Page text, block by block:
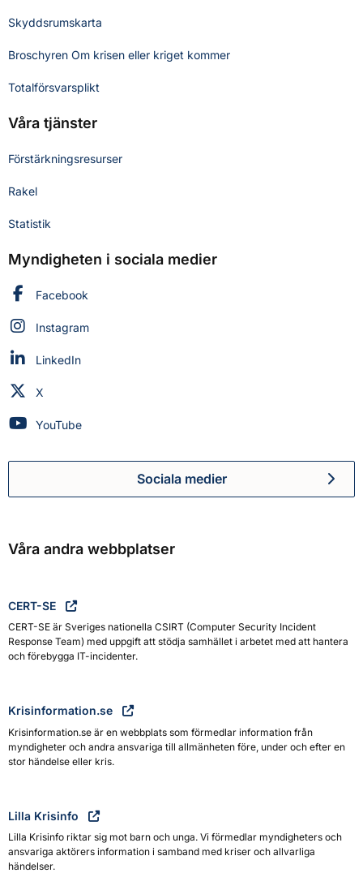
Skyddsrumskarta
Broschyren Om krisen eller kriget kommer
Totalförsvarsplikt
Våra tjänster
Förstärkningsresurser
Rakel
Statistik
Myndigheten i sociala medier
Myndigheten för civilt försvar på
Facebook
Myndigheten för civilt försvar på
Instagram
Myndigheten för civilt försvar på
LinkedIn
Myndigheten för civilt försvar på
X
Myndigheten för civilt försvar på
YouTube
Myndigheten för civilt
Sociala medier
Våra andra webbplatser
CERT-SE
CERT-SE är Sveriges nationella CSIRT (Computer Security Incident
Response Team) med uppgift att stödja samhället i arbetet med att hantera
och förebygga IT-incidenter.
Krisinformation.se
Krisinformation.se är en webbplats som förmedlar information från
myndigheter och andra ansvariga till allmänheten före, under och efter en
stor händelse eller kris.
Lilla Krisinfo
Lilla Krisinfo riktar sig mot barn och unga. Vi förmedlar myndigheters och
ansvariga aktörers information i samband med kriser och allvarliga
händelser.